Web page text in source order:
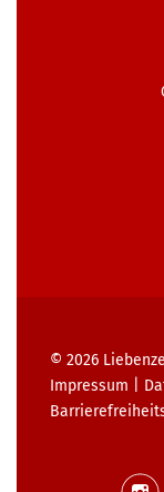
© 2026
Impressum